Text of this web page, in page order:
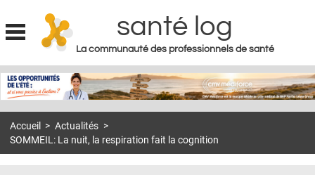
Jump to navigation
santé log
La communauté des professionnels de santé
MON COMPTE
S'ABONNER À LA REVUE SOIN À DOMICILE
Accueil > Actualités >
SOMMEIL: La nuit, la respiration fait la cognition